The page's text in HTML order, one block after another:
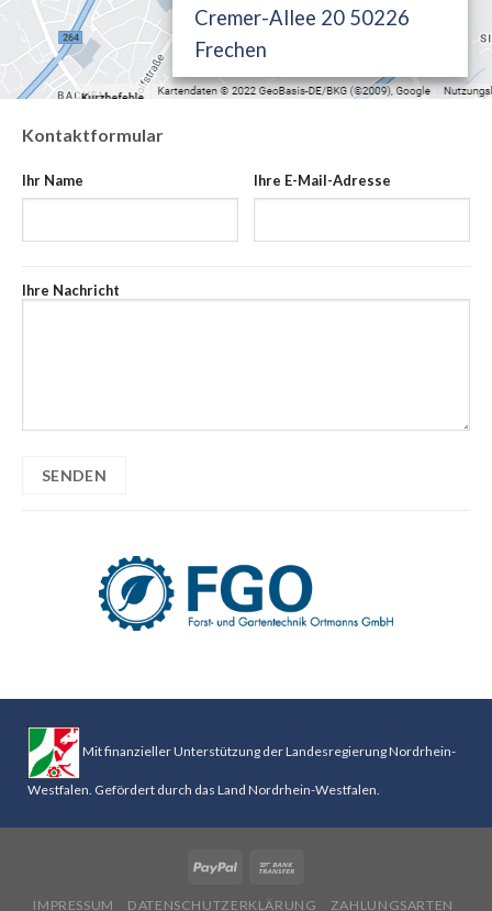
Cremer-Allee 20 50226
Frechen
Kontaktformular
Ihr Name Ihre E-Mail-Adresse
Ihre Nachricht
Mit finanzieller Unterstützung der Landesregierung Nordrhein-
Westfalen. Gefördert durch das Land Nordrhein-Westfalen.
IMPRESSUM DATENSCHUTZERKLÄRUNG ZAHLUNGSARTEN